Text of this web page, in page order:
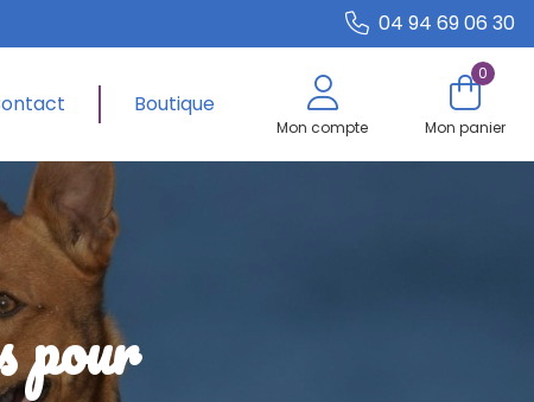
04 94 69 06 30
Boutique
Mon compte
0
Mon panier
pour